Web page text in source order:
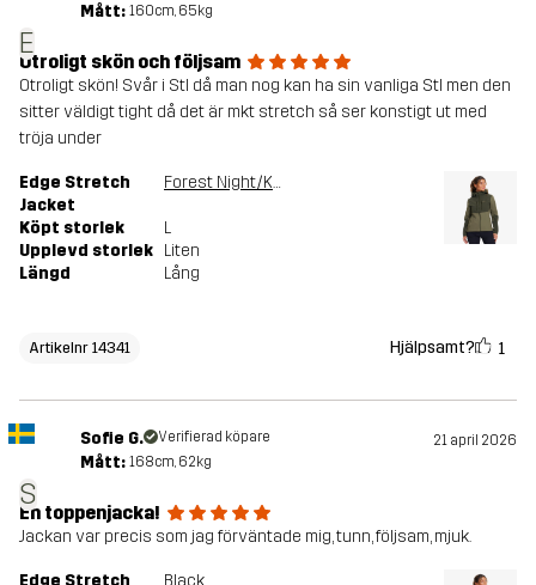
E
Mått: 160cm, 65kg
Otroligt skön och följsam
Otroligt skön! Svår i Stl då man nog kan ha sin vanliga Stl men den
sitter väldigt tight då det är mkt stretch så ser konstigt ut med
tröja under
Edge Stretch
Jacket
Forest Night/Kalamata
Köpt storlek
L
Upplevd storlek Liten
Längd
Lång
Artikelnr 14341 Hjälpsamt? 1
S
Sofie G. Verifierad köpare 21 april 2026
Mått: 168cm, 62kg
En toppenjacka!
Jackan var precis som jag förväntade mig, tunn, följsam, mjuk.
Edge Stretch Black